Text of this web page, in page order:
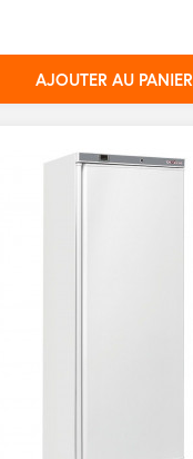
AJOUTER AU PANIER